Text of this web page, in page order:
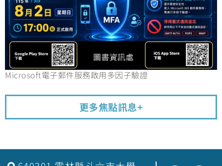
Microsoft電子郵件服務啟用多因子驗證
更多焦點訊息+